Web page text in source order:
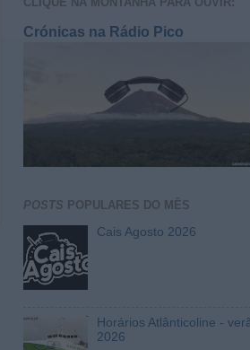
Crónicas na Rádio Pico
POSTS POPULARES DO MÊS
Cais Agosto 2026
Horários Atlânticoline -
2026